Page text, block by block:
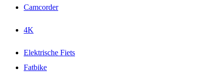
Camcorder
4K
Elektrische Fiets
Fatbike